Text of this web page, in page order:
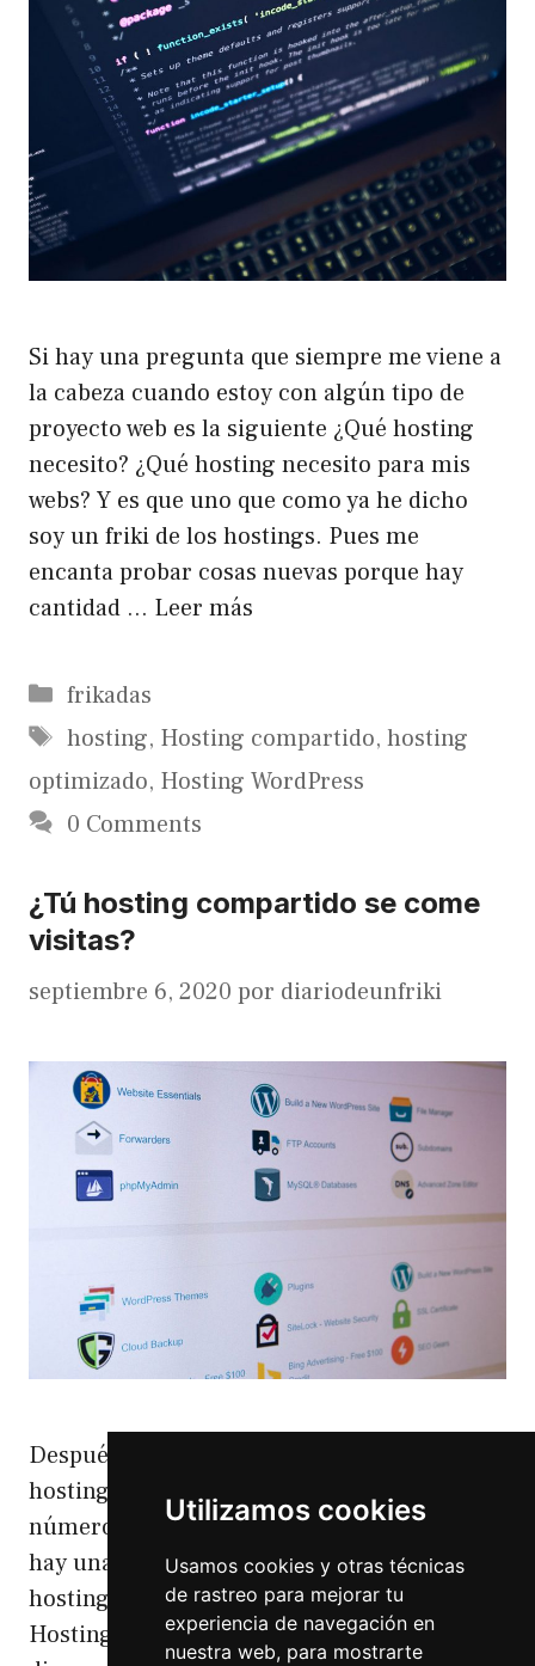
Utilizamos cookies
Usamos cookies y otras técnicas
de rastreo para mejorar tu
experiencia de navegación en
nuestra web, para mostrarte
Si hay una pregunta que siempre me viene a
la cabeza cuando estoy con algún tipo de
proyecto web es la siguiente ¿Qué hosting
necesito? ¿Qué hosting necesito para mis
webs? Y es que uno que como ya he dicho
soy un friki de los hostings. Pues me
encanta probar cosas nuevas porque hay
cantidad … Leer más
Categorías
frikadas
Etiquetas
hosting, Hosting compartido, hosting
optimizado, Hosting WordPress
0 Comments
¿Tú hosting compartido se come
visitas?
septiembre 6, 2020 por diariodeunfriki
Después de probar una gran cantidad de
hostings (ahora no tengo bien claro el
número) e incluso montarme hostings DIY
hay una cosa que he aprendido. Los
hostings compartidos son el mal. Los
Hostings compartidos son el mal Y no lo